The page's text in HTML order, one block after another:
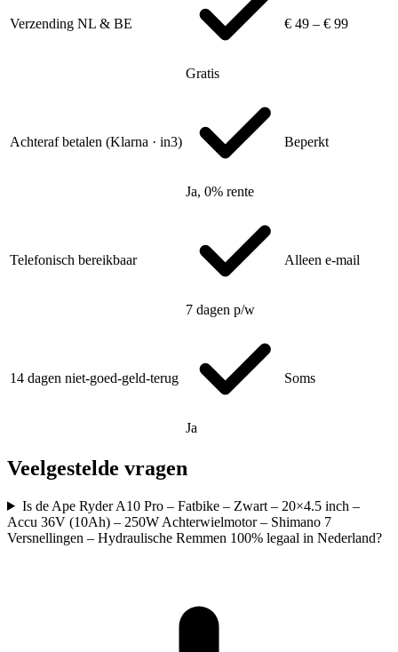
Verzending NL & BE
Gratis
€ 49 – € 99
Achteraf betalen (Klarna · in3)
Ja, 0% rente
Beperkt
Telefonisch bereikbaar
7 dagen p/w
Alleen e-mail
14 dagen niet-goed-geld-terug
Ja
Soms
Veelgestelde vragen
Is de Ape Ryder A10 Pro – Fatbike – Zwart – 20×4.5 inch –
Accu 36V (10Ah) – 250W Achterwielmotor – Shimano 7
Versnellingen – Hydraulische Remmen 100% legaal in Nederland?